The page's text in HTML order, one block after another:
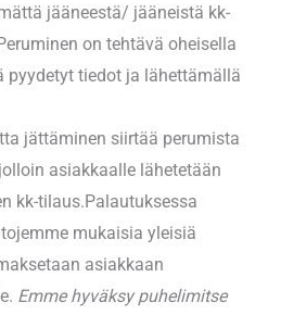
jääneestä/ jääneistä kk-
on tehtävä oheisella
pyydetyt tiedot ja lähettämällä
jättäminen siirtää perumista
asiakkaalle lähetetään
kk-tilaus.Palautuksessa
mukaisia yleisiä
asiakkaan
Emme hyväksy puhelimitse